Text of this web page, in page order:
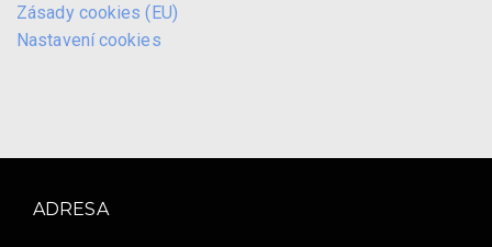
Zásady cookies (EU)
Nastavení cookies
ADRESA